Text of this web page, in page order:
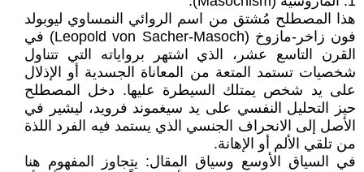
هذا المصطلح مُشتق من اسم الروائي النمساوي ليوبولد
فون زاخر-مازوخ (Leopold von Sacher-Masoch) في
القرن التاسع عشر، الذي اشتهر برواياته التي تتناول
شخصيات تستمد المتعة من المعاناة الجسدية أو الإذلال
على يد شخص يمتلك السيطرة عليها. دخل المصطلح
حيز التحليل النفسي على يد سيغموند فرويد، ليشير في
الأصل إلى الانحراف الجنسي الذي يستمد فيه الفرد اللذة
من تلقي الألم أو الإهانة.
في السياق الأوسع وسياق المقال: يتجاوز المفهوم هنا